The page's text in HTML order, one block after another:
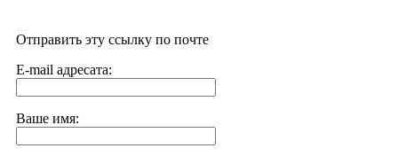
Отправить эту ссылку по почте
E-mail адресата:
Ваше имя: